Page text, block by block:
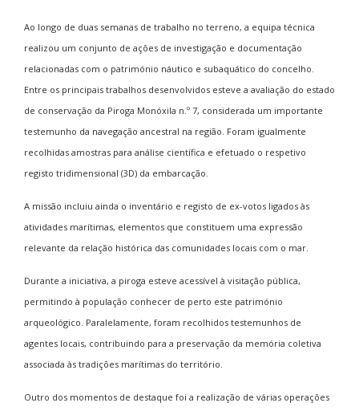
Ao longo de duas semanas de trabalho no terreno, a equipa técnica
realizou um conjunto de ações de investigação e documentação
relacionadas com o património náutico e subaquático do concelho.
Entre os principais trabalhos desenvolvidos esteve a avaliação do estado
de conservação da Piroga Monóxila n.º 7, considerada um importante
testemunho da navegação ancestral na região. Foram igualmente
recolhidas amostras para análise científica e efetuado o respetivo
registo tridimensional (3D) da embarcação.
A missão incluiu ainda o inventário e registo de ex-votos ligados às
atividades marítimas, elementos que constituem uma expressão
relevante da relação histórica das comunidades locais com o mar.
Durante a iniciativa, a piroga esteve acessível à visitação pública,
permitindo à população conhecer de perto este património
arqueológico. Paralelamente, foram recolhidos testemunhos de
agentes locais, contribuindo para a preservação da memória coletiva
associada às tradições marítimas do território.
Outro dos momentos de destaque foi a realização de várias operações